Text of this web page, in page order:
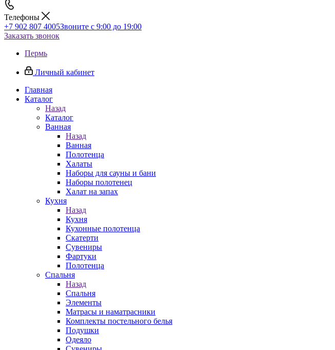
Телефоны
+7 902 807 4005Звоните с 9:00 до 19:00
Заказать звонок
Пермь
Личный кабинет
Главная
Каталог
Назад
Каталог
Ванная
Назад
Ванная
Полотенца
Халаты
Наборы для сауны и бани
Наборы полотенец
Халат на запах
Кухня
Назад
Кухня
Кухонные полотенца
Скатерти
Сувениры
Фартуки
Полотенца
Спальня
Назад
Спальня
Элементы
Матрасы и наматрасники
Комплекты постельного белья
Подушки
Одеяло